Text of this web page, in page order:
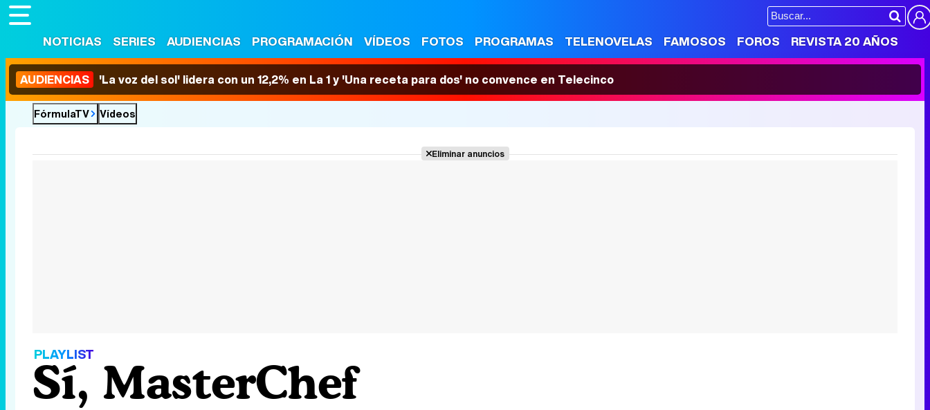
NOTICIAS SERIES AUDIENCIAS PROGRAMACIÓN VÍDEOS FOTOS PROGRAMAS TELENOVELAS FAMOSOS FOROS REVISTA 20 AÑOS
AUDIENCIAS 'La voz del sol' lidera con un 12,2% en La 1 y 'Una receta para dos' no convence en Telecinco
FórmulaTV Vídeos
Eliminar anuncios
PLAYLIST
Sí, MasterChef